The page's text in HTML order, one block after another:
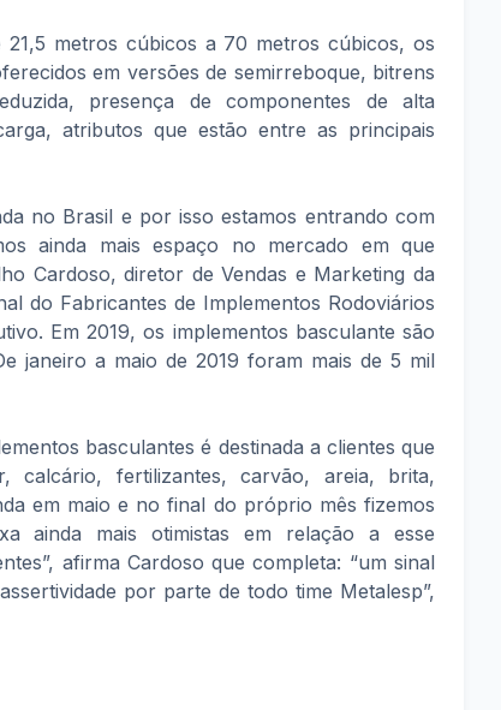
metros cúbicos a 70 metros cúbicos, os
em versões de semirreboque, bitrens
presença de componentes de alta
atributos que estão entre as principais
no Brasil e por isso estamos entrando com
ainda mais espaço no mercado em que
Cardoso, diretor de Vendas e Marketing da
do Fabricantes de Implementos Rodoviários
Em 2019, os implementos basculante são
janeiro a maio de 2019 foram mais de 5 mil
basculantes é destinada a clientes que
calcário, fertilizantes, carvão, areia, brita,
em maio e no final do próprio mês fizemos
ainda mais otimistas em relação a esse
afirma Cardoso que completa: “um sinal
por parte de todo time Metalesp”,